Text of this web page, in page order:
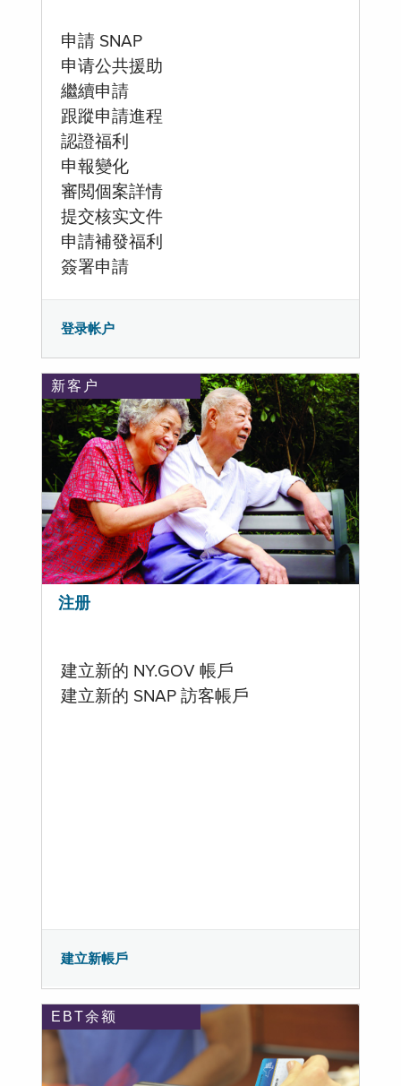
申請 SNAP
申请公共援助
繼續申請
跟蹤申請進程
認證福利
申報變化
審閲個案詳情
提交核实文件
申請補發福利
簽署申請
登录帐户
新客户
注册
建立新的 NY.GOV 帳戶
建立新的 SNAP 訪客帳戶
建立新帳戶
EBT余额